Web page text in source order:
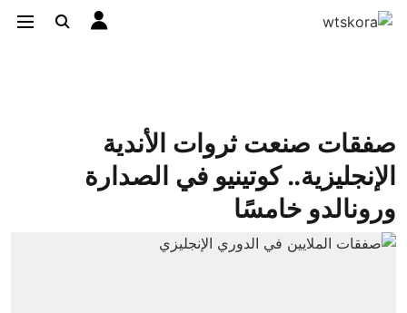
صفقات صنعت ثروات الأندية
الإنجليزية.. كوتينيو في الصدارة
ورونالدو خامسًا